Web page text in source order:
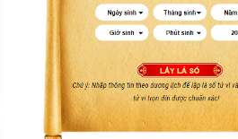
Hỏi đáp phần mềm
Hỏi đáp quảng cáo TVC
Hỏi đáp quảng cáo mobile
Hỏi đáp quảng cáo Online